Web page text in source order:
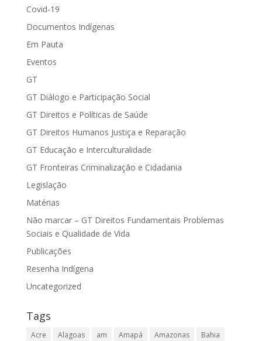
Covid-19
Documentos Indígenas
Em Pauta
Eventos
GT
GT Diálogo e Participação Social
GT Direitos e Políticas de Saúde
GT Direitos Humanos Justiça e Reparação
GT Educação e Interculturalidade
GT Fronteiras Criminalização e Cidadania
Legislação
Matérias
Não marcar – GT Direitos Fundamentais Problemas
Sociais e Qualidade de Vida
Publicações
Resenha Indígena
Uncategorized
Tags
Acre Alagoas am Amapá Amazonas
Bahia